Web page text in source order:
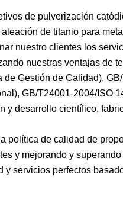
de pulverización
de titanio para
nuestro clientes los
nuestras ventajas de
Gestión de Calidad),
GB/T24001-2004/ISO
y desarrollo científico,
política de calidad de
y mejorando y
servicios perfectos